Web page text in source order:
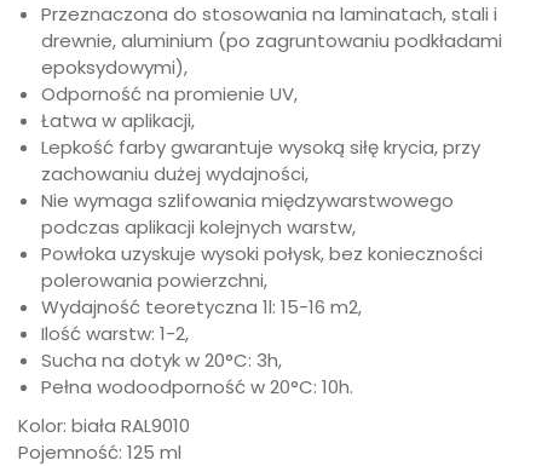
Przeznaczona do stosowania na laminatach, stali i
drewnie, aluminium (po zagruntowaniu podkładami
epoksydowymi),
Odporność na promienie UV,
Łatwa w aplikacji,
Lepkość farby gwarantuje wysoką siłę krycia, przy
zachowaniu dużej wydajności,
Nie wymaga szlifowania międzywarstwowego
podczas aplikacji kolejnych warstw,
Powłoka uzyskuje wysoki połysk, bez konieczności
polerowania powierzchni,
Wydajność teoretyczna 1l: 15-16 m2,
Ilość warstw: 1-2,
Sucha na dotyk w 20°C: 3h,
Pełna wodoodporność w 20°C: 10h.
Kolor: biała RAL9010
Pojemność: 125 ml